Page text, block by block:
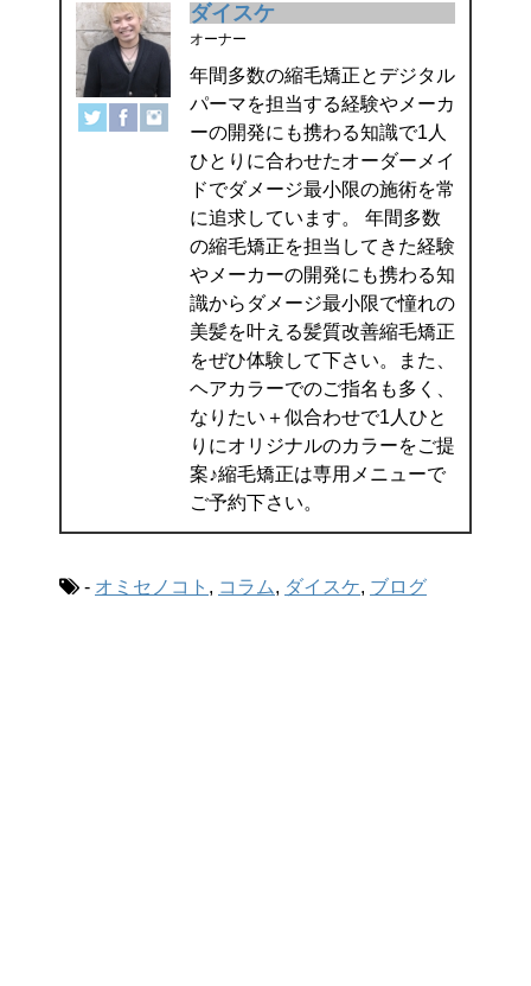
ダイスケ
オーナー
年間多数の縮毛矯正とデジタル
パーマを担当する経験やメーカ
ーの開発にも携わる知識で1人
ひとりに合わせたオーダーメイ
ドでダメージ最小限の施術を常
に追求しています。 年間多数
の縮毛矯正を担当してきた経験
やメーカーの開発にも携わる知
識からダメージ最小限で憧れの
美髪を叶える髪質改善縮毛矯正
をぜひ体験して下さい。また、
ヘアカラーでのご指名も多く、
なりたい＋似合わせで1人ひと
りにオリジナルのカラーをご提
案♪縮毛矯正は専用メニューで
ご予約下さい。
- オミセノコト , コラム, ダイスケ, ブログ